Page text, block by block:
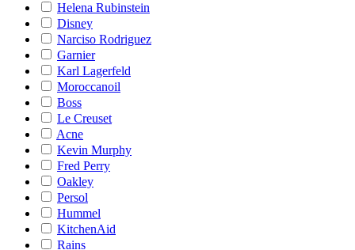
Helena Rubinstein
Disney
Narciso Rodriguez
Garnier
Karl Lagerfeld
Moroccanoil
Boss
Le Creuset
Acne
Kevin Murphy
Fred Perry
Oakley
Persol
Hummel
KitchenAid
Rains